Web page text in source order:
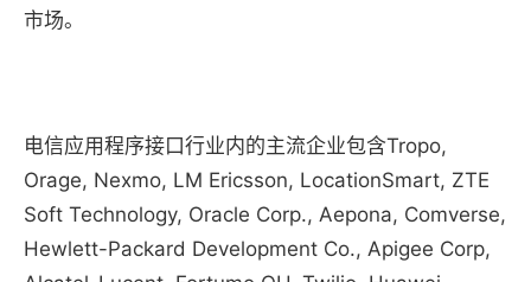
市场。
电信应用程序接口行业内的主流企业包含Tropo,
Orage, Nexmo, LM Ericsson, LocationSmart, ZTE
Soft Technology, Oracle Corp., Aepona, Comverse,
Hewlett-Packard Development Co., Apigee Corp,